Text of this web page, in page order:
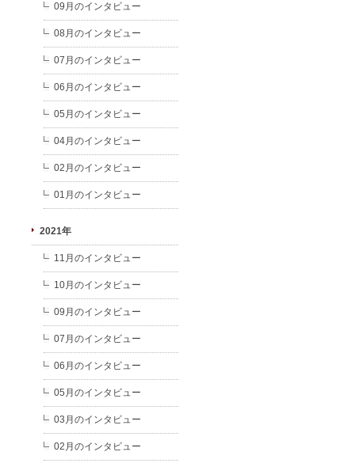
09月のインタビュー
08月のインタビュー
07月のインタビュー
06月のインタビュー
05月のインタビュー
04月のインタビュー
02月のインタビュー
01月のインタビュー
2021年
11月のインタビュー
10月のインタビュー
09月のインタビュー
07月のインタビュー
06月のインタビュー
05月のインタビュー
03月のインタビュー
02月のインタビュー